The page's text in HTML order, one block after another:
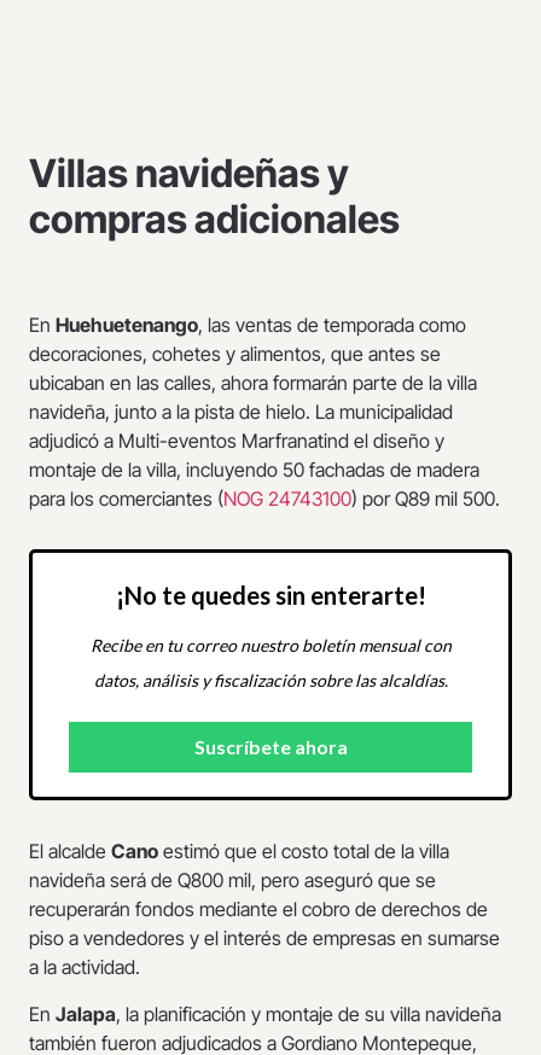
Villas navideñas y
compras adicionales
En Huehuetenango, las ventas de temporada como
decoraciones, cohetes y alimentos, que antes se
ubicaban en las calles, ahora formarán parte de la villa
navideña, junto a la pista de hielo. La municipalidad
adjudicó a Multi-eventos Marfranatind el diseño y
montaje de la villa, incluyendo 50 fachadas de madera
para los comerciantes (NOG 24743100) por Q89 mil 500.
¡No te quedes sin enterarte!
Recibe en tu correo nuestro boletín mensual con
datos, análisis y fiscalización sobre las alcaldías.
El alcalde Cano estimó que el costo total de la villa
navideña será de Q800 mil, pero aseguró que se
recuperarán fondos mediante el cobro de derechos de
piso a vendedores y el interés de empresas en sumarse
a la actividad.
En Jalapa, la planificación y montaje de su villa navideña
también fueron adjudicados a Gordiano Montepeque,